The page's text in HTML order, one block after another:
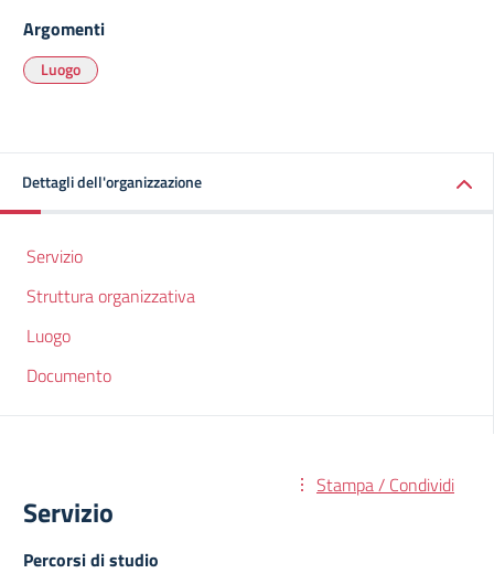
Argomenti
Luogo
Dettagli dell'organizzazione
Servizio
Struttura organizzativa
Luogo
Documento
Stampa / Condividi
Servizio
Percorsi di studio